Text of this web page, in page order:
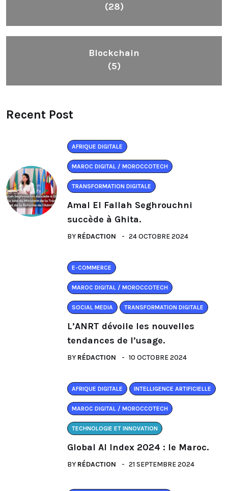
(28)
Blockchain
(5)
Recent Post
AFRIQUE DIGITALE
MAROC DIGITAL / MOROCCOTECH
TRANSFORMATION DIGITALE
Amal El Fallah Seghrouchni
succède à Ghita.
BY RÉDACTION 24 OCTOBRE 2024
E-COMMERCE
MAROC DIGITAL / MOROCCOTECH
SOCIAL MEDIA TRANSFORMATION DIGITALE
L’ANRT dévoile les nouvelles
tendances de l’usage.
BY RÉDACTION 10 OCTOBRE 2024
AFRIQUE DIGITALE INTELLIGENCE ARTIFICIELLE
MAROC DIGITAL / MOROCCOTECH
TECHNOLOGIE ET INNOVATION
Global AI Index 2024 : le Maroc.
BY RÉDACTION 21 SEPTEMBRE 2024